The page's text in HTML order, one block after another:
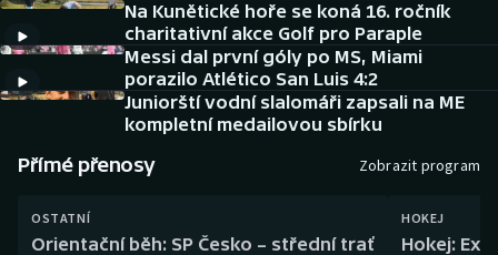
Americký fotbal
Baseball a softbal
Biatlon
Boby a skeleton
NEPŘEHLÉDNĚTE
Historické návraty
Aplikace ČT sport
AZ kvíz
Na Kunětické hoře se koná 16. ročník
charitativní akce Golf pro Paraple
Messi dal první góly po MS, Miami
porazilo Atlético San Luis 4:2
Juniorští vodní slalomáři zapsali na ME
kompletní medailovou sbírku
Přímé přenosy Zobrazit program
OSTATNÍ
Orientační běh: SP Česko – střední trať
HOKEJ
Hokej: